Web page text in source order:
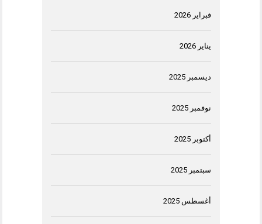
فبراير 2026
يناير 2026
ديسمبر 2025
نوفمبر 2025
أكتوبر 2025
سبتمبر 2025
أغسطس 2025